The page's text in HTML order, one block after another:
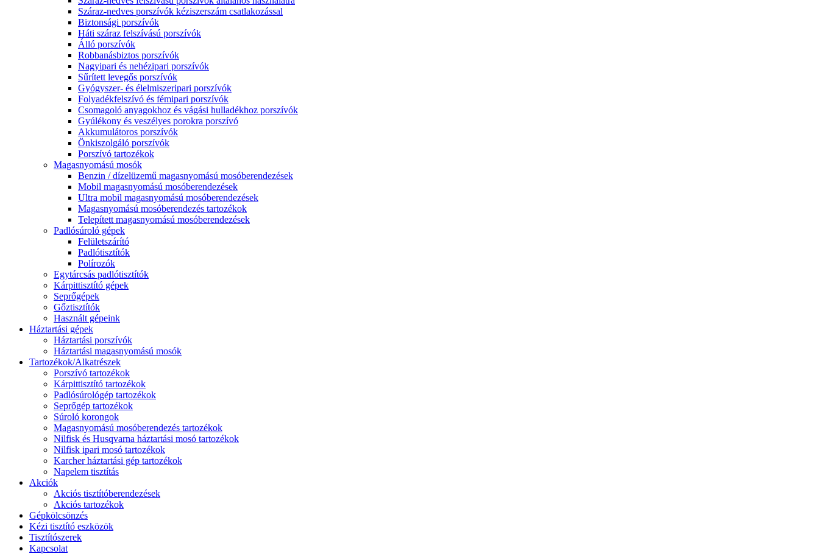
Száraz-nedves porszívók kéziszerszám csatlakozással
Biztonsági porszívók
Háti száraz felszívású porszívók
Álló porszívók
Robbanásbiztos porszívók
Nagyipari és nehézipari porszívók
Sűrített levegős porszívók
Gyógyszer- és élelmiszeripari porszívók
Folyadékfelszívó és fémipari porszívók
Csomagoló anyagokhoz és vágási hulladékhoz porszívók
Gyúlékony és veszélyes porokra porszívó
Akkumulátoros porszívók
Önkiszolgáló porszívók
Porszívó tartozékok
Magasnyomású mosók
Benzin / dízelüzemű magasnyomású mosóberendezések
Mobil magasnyomású mosóberendezések
Ultra mobil magasnyomású mosóberendezések
Magasnyomású mosóberendezés tartozékok
Telepített magasnyomású mosóberendezések
Padlósúroló gépek
Felületszárító
Padlótisztítók
Polírozók
Egytárcsás padlótisztítók
Kárpittisztító gépek
Seprőgépek
Gőztisztítók
Használt gépeink
Háztartási gépek
Háztartási porszívók
Háztartási magasnyomású mosók
Tartozékok/Alkatrészek
Porszívó tartozékok
Kárpittisztító tartozékok
Padlósúrológép tartozékok
Seprőgép tartozékok
Súroló korongok
Magasnyomású mosóberendezés tartozékok
Nilfisk és Husqvarna háztartási mosó tartozékok
Nilfisk ipari mosó tartozékok
Karcher háztartási gép tartozékok
Napelem tisztítás
Akciók
Akciós tisztítóberendezések
Akciós tartozékok
Gépkölcsönzés
Kézi tisztító eszközök
Tisztítószerek
Kapcsolat